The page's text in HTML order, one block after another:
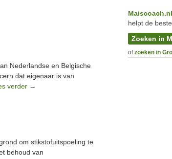
Nederlandse en Belgische
dat eigenaar is van
verder →
om stikstofuitspoeling te
behoud van
Maiscoach.nl
helpt de
Zoeken in
ofzoeken in